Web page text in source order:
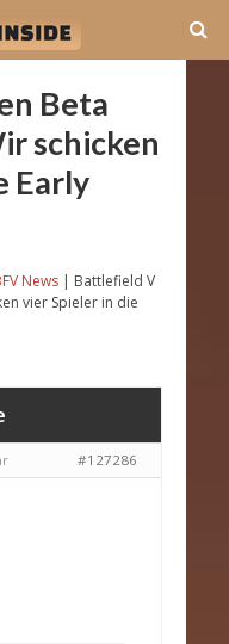
Beta
schicken
Early
News | Battlefield V
vier Spieler in die
#127286